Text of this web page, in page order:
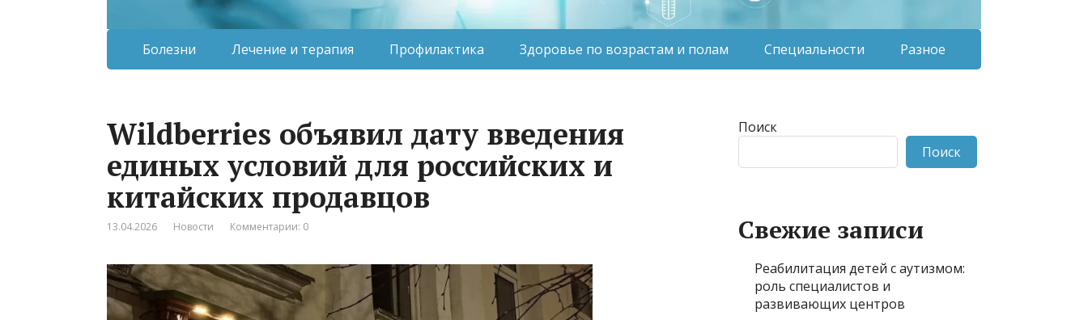
Болезни Лечение и терапия Профилактика Здоровье по возрастам и полам Специальности Разное
Wildberries объявил дату введения
единых условий для российских и
китайских продавцов
13.04.2026 Новости Комментарии: 0
Поиск
Поиск
Свежие записи
Реабилитация детей с аутизмом:
роль специалистов и
развивающих центров